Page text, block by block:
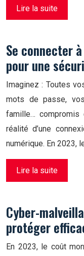
Lire la suite
Se connecter
pour une
Imaginez : Toutes
mots de passe,
famille… compromis
réalité d’une
numérique. En 2023,
Lire la suite
Cyber-
protéger
En 2023, le coût